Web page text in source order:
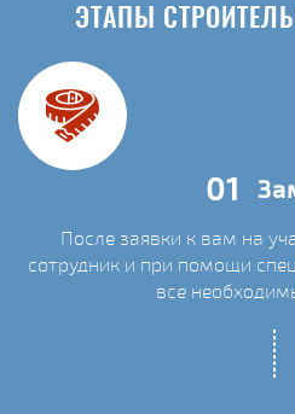
ЭТАПЫ
01
После заявки к вам на
сотрудник и при помощи
все